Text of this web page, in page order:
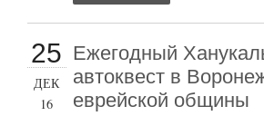
25
ДЕК
16
Ежегодный
автоквест в
еврейской общины